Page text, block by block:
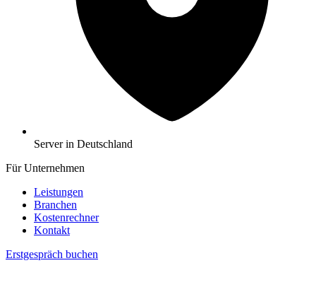
Server in Deutschland
Für Unternehmen
Leistungen
Branchen
Kostenrechner
Kontakt
Erstgespräch buchen